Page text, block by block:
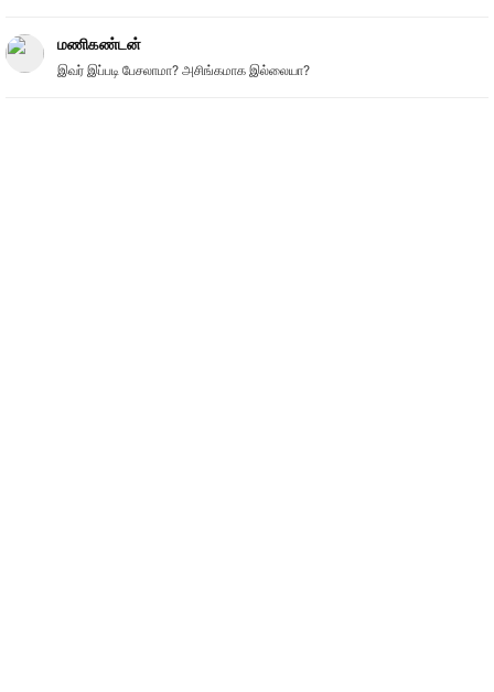
மணிகண்டன்
இவர் இப்படி பேசலாமா? அசிங்கமாக இல்லையா?